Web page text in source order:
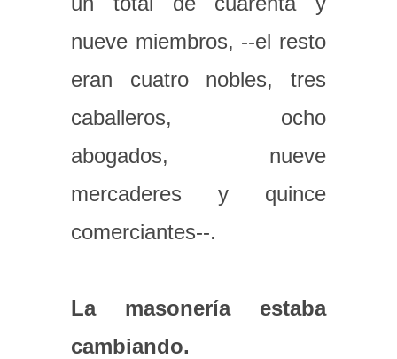
nueve miembros, --el resto
eran cuatro nobles, tres
caballeros, ocho
abogados, nueve
mercaderes y quince
comerciantes--.
La masonería estaba
cambiando.